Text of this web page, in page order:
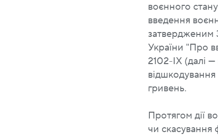
воєнного
введення
затвердженим
України "Про
2102-IX (далі —
гривень.
Протягом дії
чи